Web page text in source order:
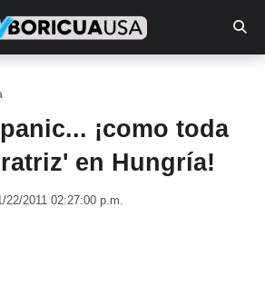
¡como toda
en Hungría!
22/2011 02:27:00 p.m.